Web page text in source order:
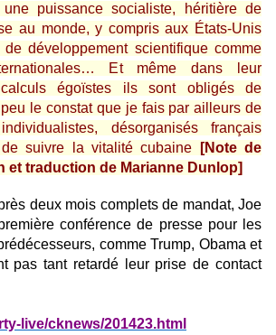
puissance socialiste, héritière de
au monde, y compris aux États-Unis
développement scientifique comme
Et même dans leur
égoïstes ils sont obligés de
le constat que je fais par ailleurs de
désorganisés français
suivre la vitalité cubaine
[Note de
et traduction de Marianne Dunlop]
deux mois complets de mandat, Joe
conférence de presse pour les
comme Trump, Obama et
pas tant retardé leur prise de contact
live/cknews/201423.html